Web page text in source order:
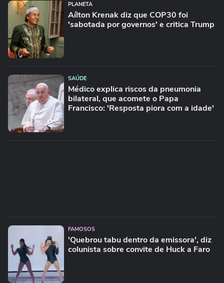
PLANETA
Aílton Krenak diz que COP30 foi
'sabotada por governos' e critica Trump
SAÚDE
Médico explica riscos da pneumonia
bilateral, que acomete o Papa
Francisco: 'Resposta piora com a idade'
FAMOSOS
'Quebrou tabu dentro da emissora', diz
colunista sobre convite de Huck a Faro